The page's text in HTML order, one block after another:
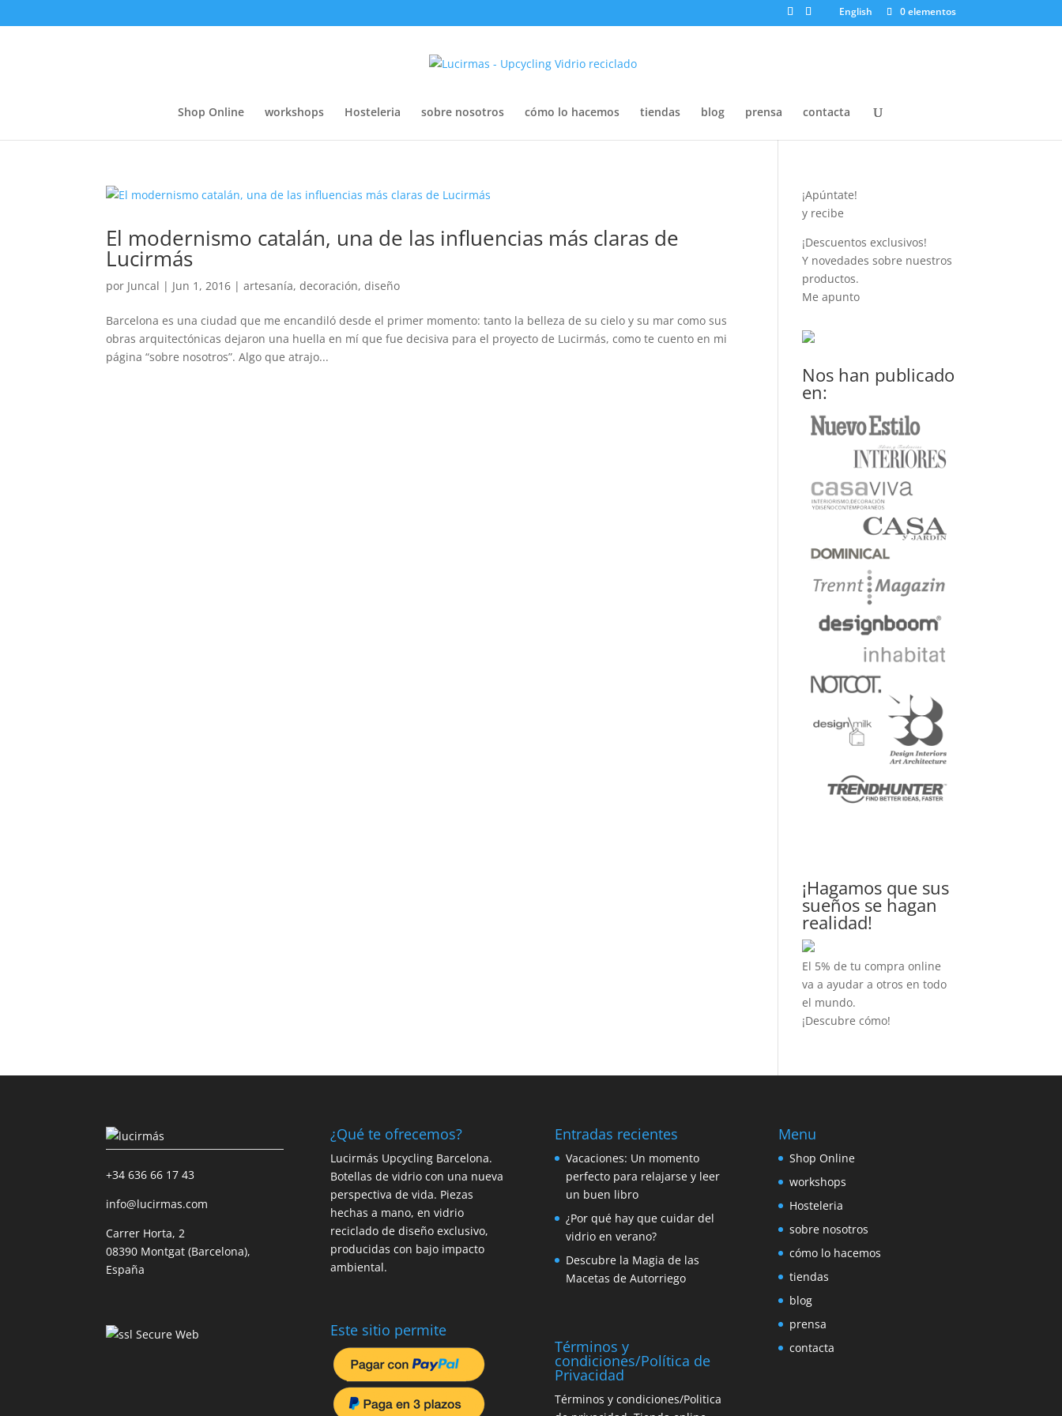
English 0 elementos
Shop Online workshops Hosteleria sobre nosotros cómo lo hacemos tiendas blog prensa contacta
El modernismo catalán, una de las influencias más claras de
Lucirmás
por Juncal | Jun 1, 2016 |artesanía,decoración,diseño
Barcelona es una ciudad que me encandiló desde el primer momento: tanto la belleza de su cielo y su mar como sus
obras arquitectónicas dejaron una huella en mí que fue decisiva para el proyecto de Lucirmás, como te cuento en mi
página “sobre nosotros”. Algo que atrajo...
¡Apúntate!
y recibe
¡Descuentos exclusivos!
Y novedades sobre nuestros
productos.
Me apunto
Nos han publicado
en:
¡Hagamos que sus
sueños se hagan
realidad!
El 5% de tu compra online
va a ayudar a otros en todo
el mundo.
¡Descubre cómo!
+34 636 66 17 43
info@lucirmas.com
Carrer Horta, 2
08390 Montgat (Barcelona),
España
¿Qué te ofrecemos?
Lucirmás Upcycling Barcelona.
Botellas de vidrio con una nueva
perspectiva de vida. Piezas
hechas a mano, en vidrio
reciclado de diseño exclusivo,
producidas con bajo impacto
ambiental.
Este sitio permite
Entradas recientes
Vacaciones: Un momento
perfecto para relajarse y leer
un buen libro
¿Por qué hay que cuidar del
vidrio en verano?
Descubre la Magia de las
Macetas de Autorriego
Términos y
condiciones/Política de
Privacidad
Términos y condiciones/Politica
Menu
Shop Online
workshops
Hosteleria
sobre nosotros
cómo lo hacemos
tiendas
blog
prensa
contacta